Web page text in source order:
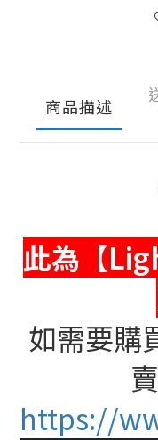
商品描述
此為【
如需要購
https://